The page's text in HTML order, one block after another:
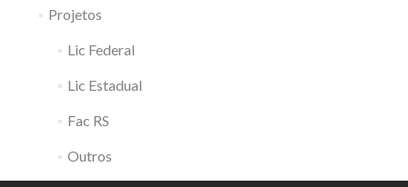
Projetos
Lic Federal
Lic Estadual
Fac RS
Outros